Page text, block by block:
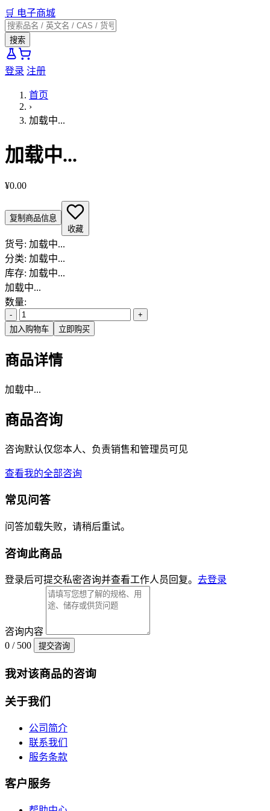
🛒 电子商城
搜索
登录 注册
首页
›
加载中...
加载中...
¥0.00
复制商品信息
收藏
货号: 加载中...
分类: 加载中...
库存: 加载中...
加载中...
数量:
-
+
加入购物车
立即购买
商品详情
加载中...
商品咨询
咨询默认仅您本人、负责销售和管理员可见
查看我的全部咨询
常见问答
问答加载失败，请稍后重试。
咨询此商品
登录后可提交私密咨询并查看工作人员回复。 去登录
咨询内容
0 / 500
提交咨询
我对该商品的咨询
关于我们
公司简介
联系我们
服务条款
客户服务